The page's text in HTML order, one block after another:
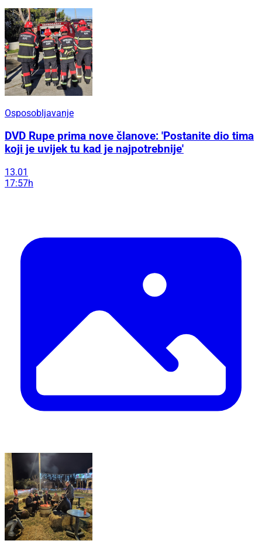
Osposobljavanje
DVD Rupe prima nove članove: 'Postanite dio tima
koji je uvijek tu kad je najpotrebnije'
13.01
17:57h